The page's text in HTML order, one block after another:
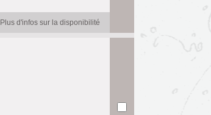
Plus d'infos sur la disponibilité